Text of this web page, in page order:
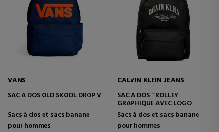
VANS
SAC À DOS OLD SKOOL DROP V
Sacs à dos et sacs banane
pour hommes
CALVIN KLEIN JEANS
SAC À DOS TROLLEY
GRAPHIQUE AVEC LOGO
Sacs à dos et sacs banane
pour hommes